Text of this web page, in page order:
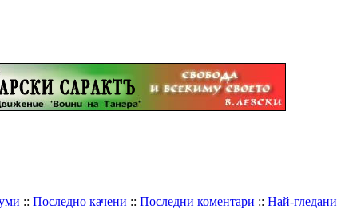
:: Последно качени :: Последни коментари :: Най-гледани